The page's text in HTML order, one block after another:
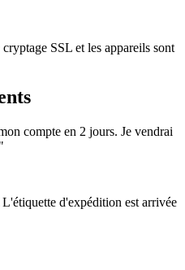
SSL et les appareils sont
compte en 2 jours. Je vendrai
d'expédition est arrivée